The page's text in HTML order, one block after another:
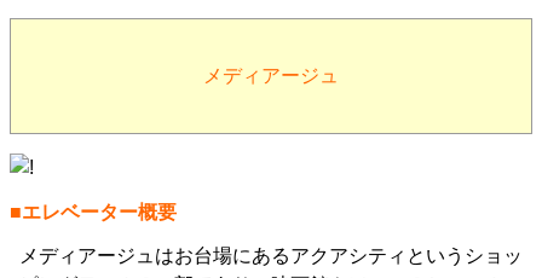
メディアージュ
■エレベーター概要
メディアージュはお台場にあるアクアシティというショッ